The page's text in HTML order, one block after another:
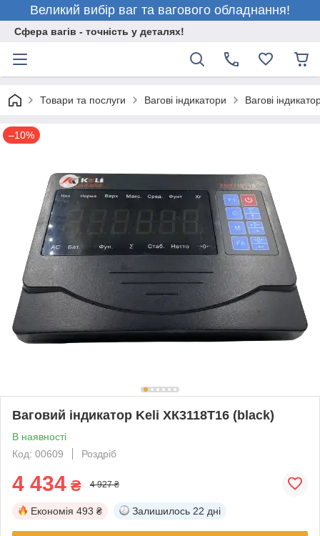
Великий вибір ваг та вагового обладнання!
Сфера вагів - точність у деталях!
Товари та послуги Вагові індикатори Вагові
–10%
Ваговий індикатор Keli ХК3118Т16 (black)
В наявності
Код: 00609
Роздріб
4 434 ₴ 4 927 ₴
Економія 493 ₴ Залишилось 22 дні